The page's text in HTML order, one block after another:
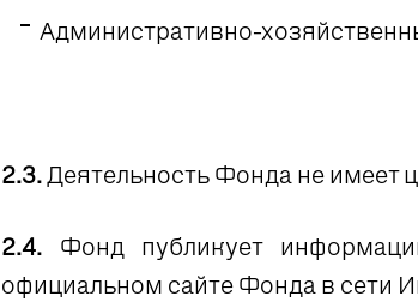
Административно-
2.3. Деятельность Фонда не имеет
2.4.
Фонд публикует
официальном сайте Фонда в сети